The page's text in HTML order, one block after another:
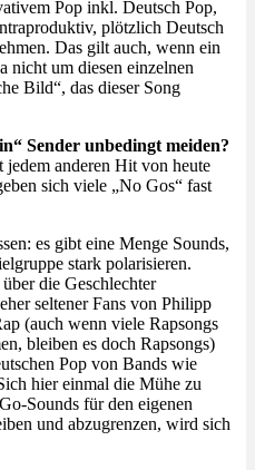
Pop inkl. Deutsch Pop,
plötzlich Deutsch
Das gilt auch, wenn ein
nicht um diesen einzelnen
Bild“, das dieser Song
Sender unbedingt meiden?
anderen Hit von heute
sich viele „No Gos“ fast
es gibt eine Menge Sounds,
stark polarisieren.
die Geschlechter
seltener Fans von Philipp
(auch wenn viele Rapsongs
bleiben es doch Rapsongs)
Pop von Bands wie
hier einmal die Mühe zu
Sounds für den eigenen
und abzugrenzen, wird sich